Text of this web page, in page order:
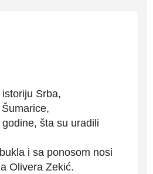
Srba,
šta su uradili
i sa ponosom nosi
Olivera Zekić.